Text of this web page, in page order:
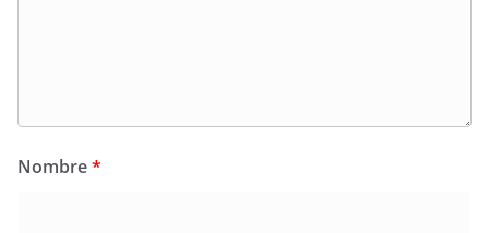
Nombre*